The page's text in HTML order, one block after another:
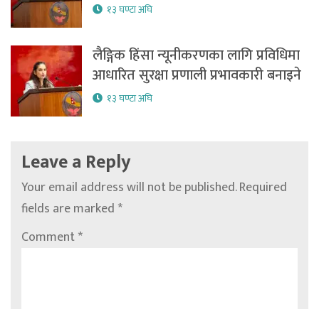
१३ घण्टा अघि
लैङ्गिक हिंसा न्यूनीकरणका लागि प्रविधिमा
आधारित सुरक्षा प्रणाली प्रभावकारी बनाइने
१३ घण्टा अघि
Leave a Reply
Your email address will not be published.Required
fields are marked*
Comment*